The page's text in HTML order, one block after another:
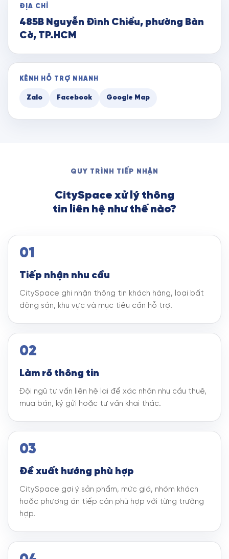
ĐỊA CHỈ
485B Nguyễn Đình Chiểu, phường Bàn
Cờ, TP.HCM
KÊNH HỖ TRỢ NHANH
Zalo Facebook Google Map
QUY TRÌNH TIẾP NHẬN
CitySpace xử lý thông
tin liên hệ như thế nào?
01
Tiếp nhận nhu cầu
CitySpace ghi nhận thông tin khách hàng, loại bất
động sản, khu vực và mục tiêu cần hỗ trợ.
02
Làm rõ thông tin
Đội ngũ tư vấn liên hệ lại để xác nhận nhu cầu thuê,
mua bán, ký gửi hoặc tư vấn khai thác.
03
Đề xuất hướng phù hợp
CitySpace gợi ý sản phẩm, mức giá, nhóm khách
hoặc phương án tiếp cận phù hợp với từng trường
hợp.